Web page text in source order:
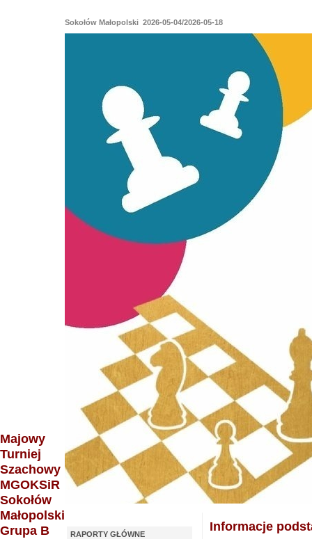
Majowy
Turniej
Szachowy
MGOKSiR
Sokołów
Małopolski
Grupa B
Sokołów Małopolski 2026-05-04/2026-05-18
RAPORTY GŁÓWNE
Informacje